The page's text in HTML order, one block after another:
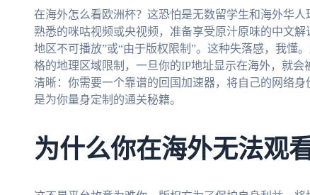
在海外怎么看欧洲杯？这恐怕是无数留学生和海外华
熟悉的咪咕视频或央视频，准备享受原汁原味的中文
地区不可播放”或“由于版权限制”。这种失落感，我懂
格的地理区域限制，一旦你的IP地址显示在海外，就
清晰：你需要一个靠谱的回国加速器，将自己的网络
是为你量身定制的通关秘籍。
为什么你在海外无法观